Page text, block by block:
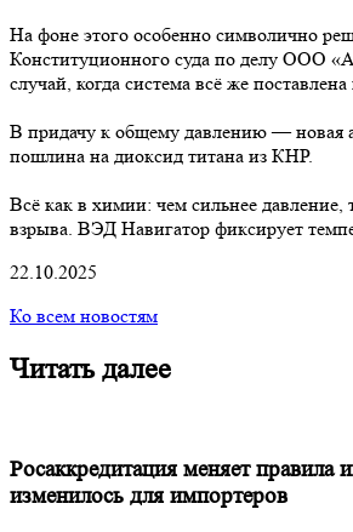
На фоне этого особенно символично
Конституционного суда по делу ООО
случай, когда система всё же поставлена
В придачу к общему давлению — новая
пошлина на диоксид титана из КНР.
Всё как в химии: чем сильнее давление,
взрыва. ВЭД Навигатор фиксирует
22.10.2025
Ко всем новостям
Читать далее
Росаккредитация меняет правила
изменилось для импортеров